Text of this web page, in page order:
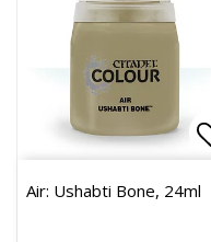
Air: Ushabti Bone, 24ml